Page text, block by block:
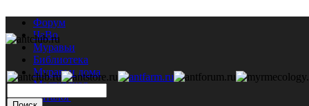
Форум
ЧаВо
Муравьи
Библиотека
Муравьи дома
Мастерская
Каталог